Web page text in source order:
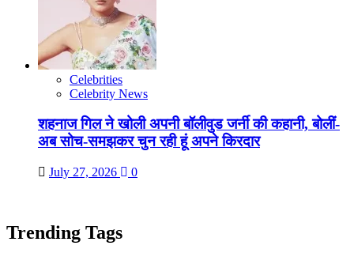
Celebrities
Celebrity News
शहनाज गिल ने खोली अपनी बॉलीवुड जर्नी की कहानी, बोलीं-
अब सोच-समझकर चुन रही हूं अपने किरदार
July 27, 2026 0
Trending Tags